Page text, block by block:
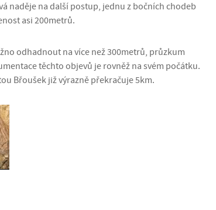
naděje na další postup, jednu z bočních chodeb
asi 200metrů.
odhadnout na více než 300metrů, průzkum
těchto objevů je rovněž na svém počátku.
Břoušek již výrazně překračuje 5km.